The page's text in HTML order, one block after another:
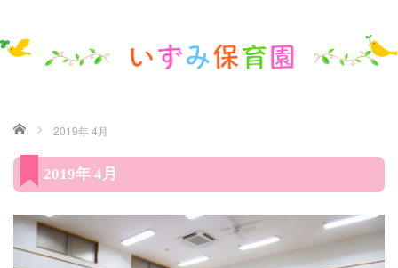
ホーム 2019年 4月
2019年 4月